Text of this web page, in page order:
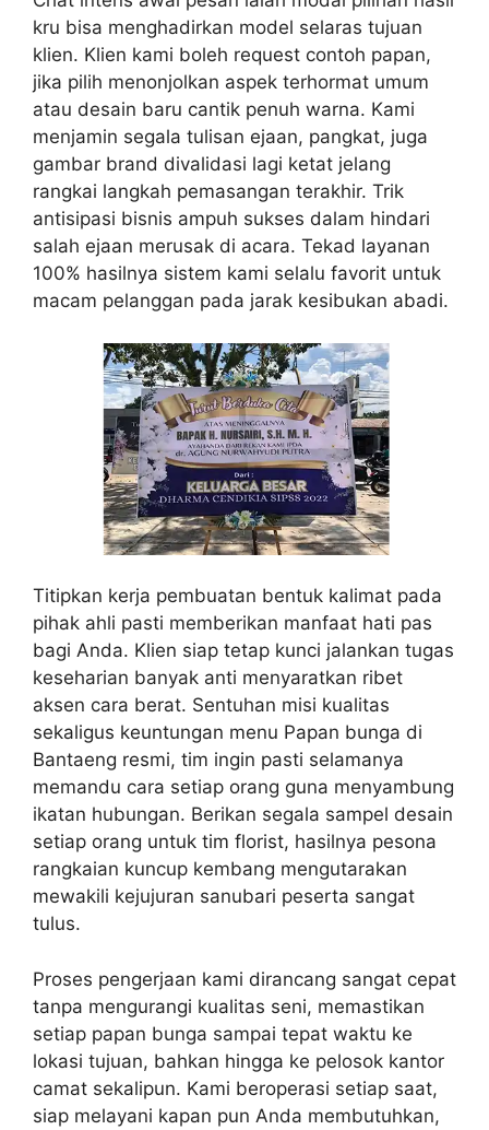
kru bisa menghadirkan model selaras tujuan
klien. Klien kami boleh request contoh papan,
jika pilih menonjolkan aspek terhormat umum
atau desain baru cantik penuh warna. Kami
menjamin segala tulisan ejaan, pangkat, juga
gambar brand divalidasi lagi ketat jelang
rangkai langkah pemasangan terakhir. Trik
antisipasi bisnis ampuh sukses dalam hindari
salah ejaan merusak di acara. Tekad layanan
100% hasilnya sistem kami selalu favorit untuk
macam pelanggan pada jarak kesibukan abadi.
Titipkan kerja pembuatan bentuk kalimat pada
pihak ahli pasti memberikan manfaat hati pas
bagi Anda. Klien siap tetap kunci jalankan tugas
keseharian banyak anti menyaratkan ribet
aksen cara berat. Sentuhan misi kualitas
sekaligus keuntungan menu Papan bunga di
Bantaeng resmi, tim ingin pasti selamanya
memandu cara setiap orang guna menyambung
ikatan hubungan. Berikan segala sampel desain
setiap orang untuk tim florist, hasilnya pesona
rangkaian kuncup kembang mengutarakan
mewakili kejujuran sanubari peserta sangat
tulus.
Proses pengerjaan kami dirancang sangat cepat
tanpa mengurangi kualitas seni, memastikan
setiap papan bunga sampai tepat waktu ke
lokasi tujuan, bahkan hingga ke pelosok kantor
camat sekalipun. Kami beroperasi setiap saat,
siap melayani kapan pun Anda membutuhkan,